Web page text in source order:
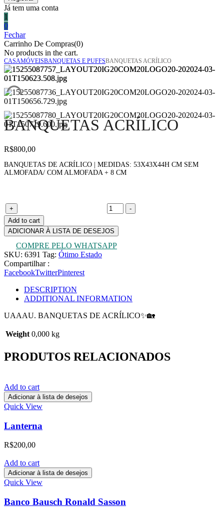
Já tem uma conta
1
0
Fechar
Carrinho De Compras(0)
No products in the cart.
CASAMÓVEISBANQUETAS E PUFFSBANQUETAS ACRÍLICO
BANQUETAS ACRÍLICO
R$800,00
BANQUETAS DE ACRÍLICO | MEDIDAS: 53X43X44H CM SEM
ALMOFADA/ COM ALMOFADA + 8 CM
+
-
Add to cart
ADICIONAR À LISTA DE DESEJOS
COMPRE PELO WHATSAPP
SKU: 6391 Tag: Ótimo Estado
Compartilhar :
FacebookTwitterPinterest
DESCRIPTION
ADDITIONAL INFORMATION
UAAAU. BANQUETAS DE ACRÍLICO✨🏡
Weight 0,000 kg
PRODUTOS RELACIONADOS
Add to cart
Adicionar à lista de desejos
Quick View
Lanterna
R$200,00
Add to cart
Adicionar à lista de desejos
Quick View
Banco Bausch Ronald Sasson